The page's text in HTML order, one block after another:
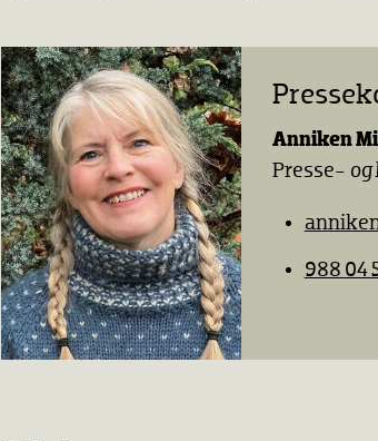
Anniken
Presse-
988 04